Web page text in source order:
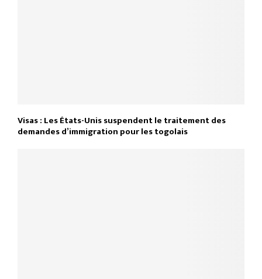
Visas : Les États-Unis suspendent le traitement des
demandes d’immigration pour les togolais